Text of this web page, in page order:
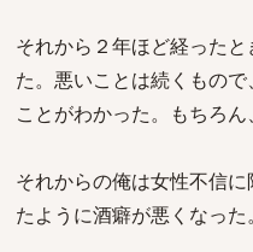
それから２年ほど経った
た。悪いことは続くもの
ことがわかった。もちろん
それからの俺は女性不信
たように酒癖が悪くなった。